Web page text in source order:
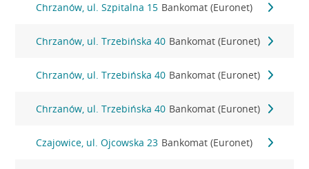
Chrzanów, ul. Szpitalna 15 Bankomat (Euronet)
Chrzanów, ul. Trzebińska 40 Bankomat (Euronet)
Chrzanów, ul. Trzebińska 40 Bankomat (Euronet)
Chrzanów, ul. Trzebińska 40 Bankomat (Euronet)
Czajowice, ul. Ojcowska 23 Bankomat (Euronet)